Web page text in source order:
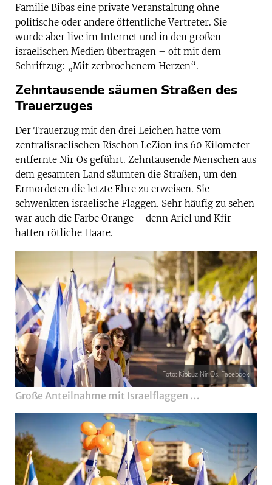
Familie Bibas eine private Veranstaltung ohne
politische oder andere öffentliche Vertreter. Sie
wurde aber live im Internet und in den großen
israelischen Medien übertragen – oft mit dem
Schriftzug: „Mit zerbrochenem Herzen“.
Zehntausende säumen Straßen des
Trauerzuges
Der Trauerzug mit den drei Leichen hatte vom
zentralisraelischen Rischon LeZion ins 60 Kilometer
entfernte Nir Os geführt. Zehntausende Menschen aus
dem gesamten Land säumten die Straßen, um den
Ermordeten die letzte Ehre zu erweisen. Sie
schwenkten israelische Flaggen. Sehr häufig zu sehen
war auch die Farbe Orange – denn Ariel und Kfir
hatten rötliche Haare.
Foto: Kibbuz Nir Os, Facebook
Große Anteilnahme mit Israelflaggen …